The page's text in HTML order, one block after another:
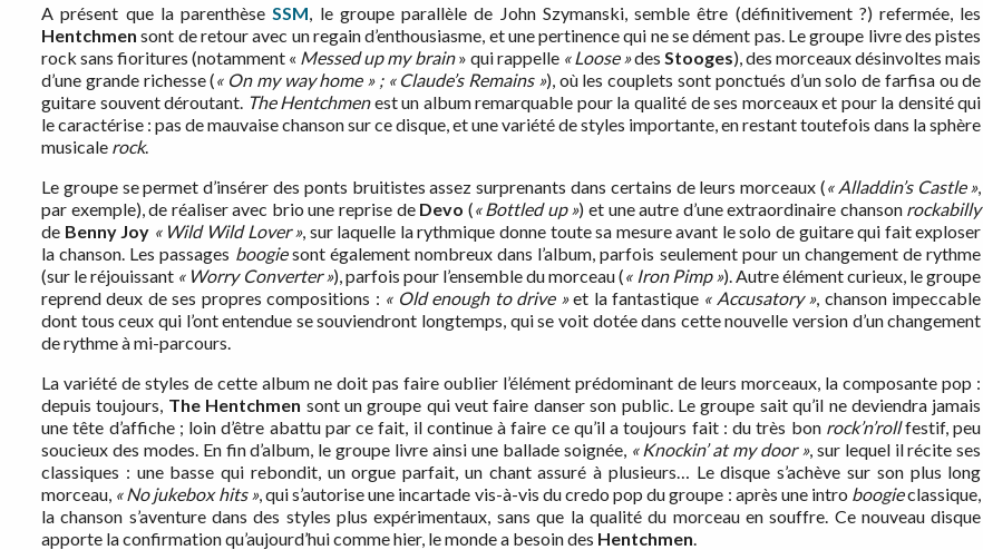
A présent que la parenthèse SSM , le groupe parallèle de John Szymanski, semble être (définitivement ?) refermée, les
Hentchmen sont de retour avec un regain d’enthousiasme, et une pertinence qui ne se dément pas. Le groupe livre des pistes
rock sans fioritures (notamment « Messed up my brain» qui rappelle « Loose »des Stooges), des morceaux désinvoltes mais
d’une grande richesse (« On my way home » ; « Claude’s Remains »), où les couplets sont ponctués d’un solo de farfisa ou de
guitare souvent déroutant. The Hentchmenest un album remarquable pour la qualité de ses morceaux et pour la densité qui
le caractérise : pas de mauvaise chanson sur ce disque, et une variété de styles importante, en restant toutefois dans la sphère
musicale rock.
Le groupe se permet d’insérer des ponts bruitistes assez surprenants dans certains de leurs morceaux (« Alladdin’s Castle »,
par exemple), de réaliser avec brio une reprise de Devo (« Bottled up ») et une autre d’une extraordinaire chanson rockabilly
de Benny Joy « Wild Wild Lover », sur laquelle la rythmique donne toute sa mesure avant le solo de guitare qui fait exploser
la chanson. Les passages boogiesont également nombreux dans l’album, parfois seulement pour un changement de rythme
(sur le réjouissant « Worry Converter »), parfois pour l’ensemble du morceau (« Iron Pimp »). Autre élément curieux, le groupe
reprend deux de ses propres compositions : « Old enough to drive »et la fantastique « Accusatory », chanson impeccable
dont tous ceux qui l’ont entendue se souviendront longtemps, qui se voit dotée dans cette nouvelle version d’un changement
de rythme à mi-parcours.
La variété de styles de cette album ne doit pas faire oublier l’élément prédominant de leurs morceaux, la composante pop :
depuis toujours, The Hentchmen sont un groupe qui veut faire danser son public. Le groupe sait qu’il ne deviendra jamais
une tête d’affiche ; loin d’être abattu par ce fait, il continue à faire ce qu’il a toujours fait : du très bon rock’n’rollfestif, peu
soucieux des modes. En fin d’album, le groupe livre ainsi une ballade soignée, « Knockin’ at my door », sur lequel il récite ses
classiques : une basse qui rebondit, un orgue parfait, un chant assuré à plusieurs… Le disque s’achève sur son plus long
morceau, « No jukebox hits », qui s’autorise une incartade vis-à-vis du credo pop du groupe : après une intro boogieclassique,
la chanson s’aventure dans des styles plus expérimentaux, sans que la qualité du morceau en souffre. Ce nouveau disque
apporte la confirmation qu’aujourd’hui comme hier, le monde a besoin des Hentchmen